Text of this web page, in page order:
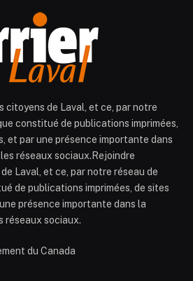
citoyens de Laval, et ce, par notre
constitué de publications imprimées,
et par une présence importante dans
réseaux sociaux.Rejoindre
Laval, et ce, par notre réseau de
de publications imprimées, de sites
présence importante dans la
réseaux sociaux.
du Canada